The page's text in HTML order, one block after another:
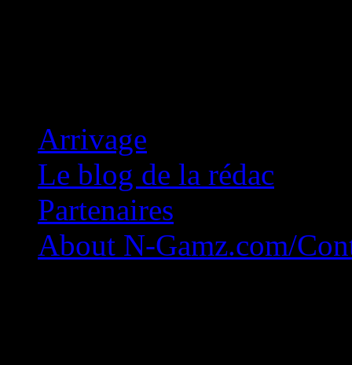
Arrivage
Le blog de la rédac
Partenaires
About N-Gamz.com/